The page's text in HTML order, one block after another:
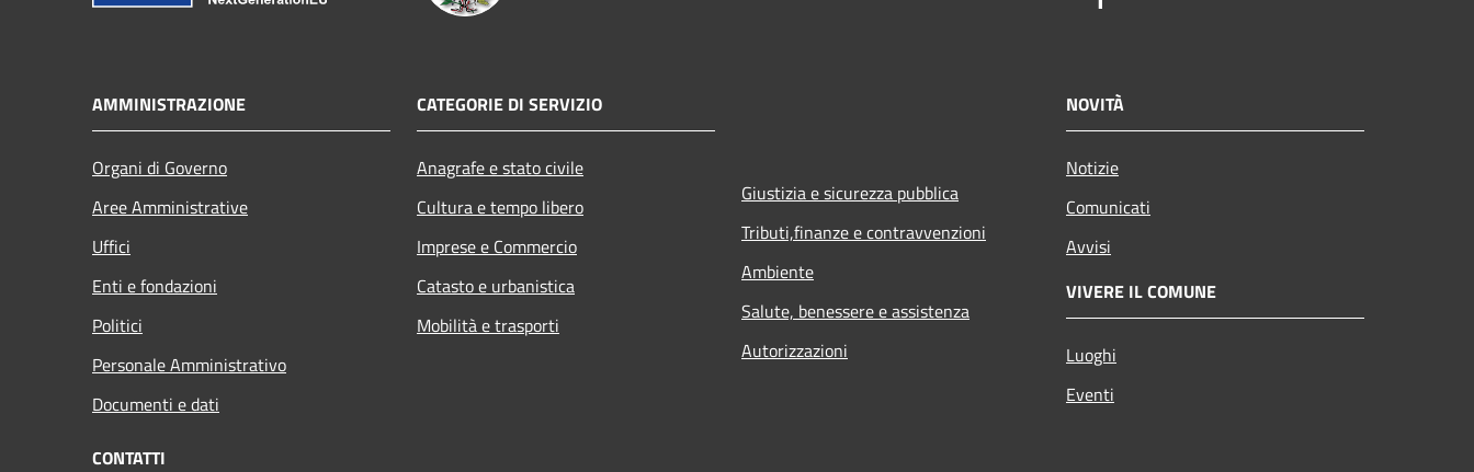
AMMINISTRAZIONE
Organi di Governo
Aree Amministrative
Uffici
Enti e fondazioni
Politici
Personale Amministrativo
Documenti e dati
CATEGORIE DI SERVIZIO
Anagrafe e stato civile
Cultura e tempo libero
Imprese e Commercio
Catasto e urbanistica
Mobilità e trasporti
Giustizia e sicurezza pubblica
Tributi,finanze e contravvenzioni
Ambiente
Salute, benessere e assistenza
Autorizzazioni
NOVITÀ
Notizie
Comunicati
Avvisi
VIVERE IL COMUNE
Luoghi
Eventi
CONTATTI